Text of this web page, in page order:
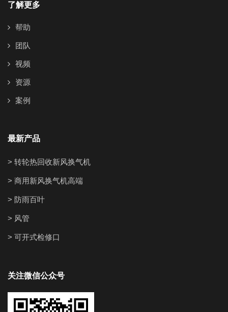
了解更多
帮助
团队
视频
资源
案例
最新产品
> 转轮热回收新风换气机
> 商用新风换气机高端
> 防雨百叶
> 风管
> 可开式检修口
关注微信公众号